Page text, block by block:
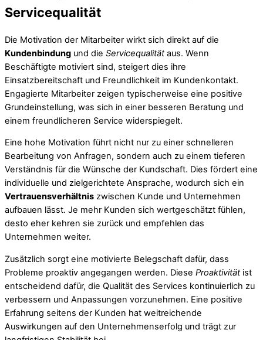
Servicequalität
Die Motivation der Mitarbeiter wirkt sich direkt auf die
Kundenbindung und die Servicequalitätaus. Wenn
Beschäftigte motiviert sind, steigert dies ihre
Einsatzbereitschaft und Freundlichkeit im Kundenkontakt.
Engagierte Mitarbeiter zeigen typischerweise eine positive
Grundeinstellung, was sich in einer besseren Beratung und
einem freundlicheren Service widerspiegelt.
Eine hohe Motivation führt nicht nur zu einer schnelleren
Bearbeitung von Anfragen, sondern auch zu einem tieferen
Verständnis für die Wünsche der Kundschaft. Dies fördert eine
individuelle und zielgerichtete Ansprache, wodurch sich ein
Vertrauensverhältnis zwischen Kunde und Unternehmen
aufbauen lässt. Je mehr Kunden sich wertgeschätzt fühlen,
desto eher kehren sie zurück und empfehlen das
Unternehmen weiter.
Zusätzlich sorgt eine motivierte Belegschaft dafür, dass
Probleme proaktiv angegangen werden. Diese Proaktivitätist
entscheidend dafür, die Qualität des Services kontinuierlich zu
verbessern und Anpassungen vorzunehmen. Eine positive
Erfahrung seitens der Kunden hat weitreichende
Auswirkungen auf den Unternehmenserfolg und trägt zur